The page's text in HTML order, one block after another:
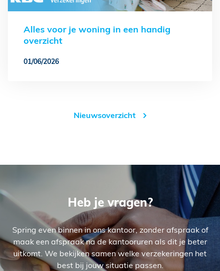
Alles voor je woning in een handig
overzicht
01/06/2026
Nieuwsoverzicht
Heb je vragen?
Spring even binnen in ons kantoor, zonder afspraak of
maak een afspraak na de kantooruren als dit je beter
uitkomt. We bekijken samen welke verzekeringen het
best bij jouw situatie passen.